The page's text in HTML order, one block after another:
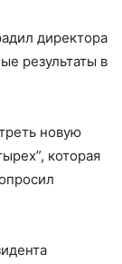
директора
результаты в
новую
которая